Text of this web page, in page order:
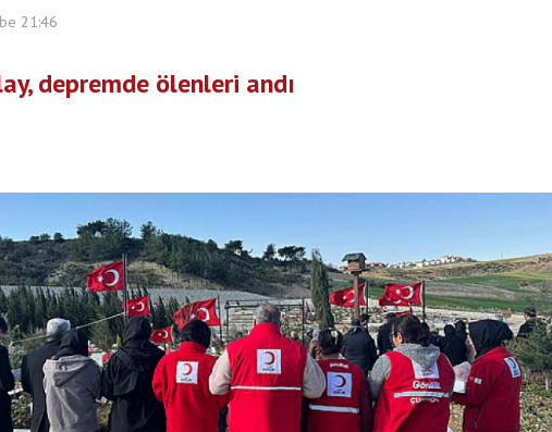
21:46
depremde ölenleri andı